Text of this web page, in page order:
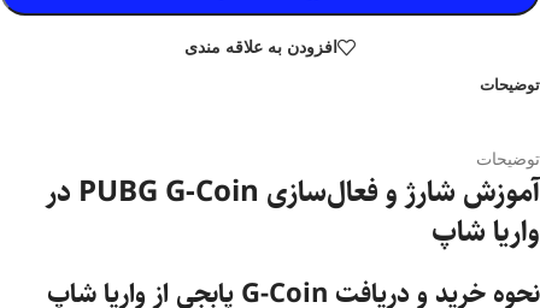
افزودن به علاقه مندی
توضیحات
توضیحات
آموزش شارژ و فعال‌سازی PUBG G-Coin در
واریا شاپ
نحوه خرید و دریافت G-Coin پابجی از واریا شاپ